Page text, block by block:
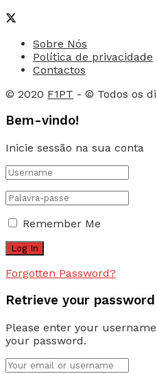
Sobre Nós
Política de privacidade
Contactos
© 2020 F1PT - © Todos os
Bem-vindo!
Inicie sessão na sua conta
Remember Me
Forgotten Password?
Retrieve your password
Please enter your
your password.